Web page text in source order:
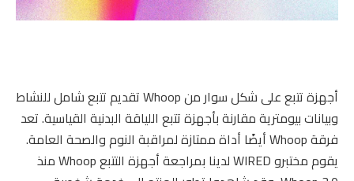
أجهزة تتبع على شكل سوار من Whoop
تقديم تتبع شامل للنشاط
وبيانات بيومترية مقارنة بأجهزة تتبع اللياقة البدنية القياسية. تعد
فرقة Whoop أيضًا أداة ممتازة لمراقبة النوم والصحة العامة.
يقوم مختبرو WIRED لدينا بمراجعة أجهزة التتبع Whoop منذ